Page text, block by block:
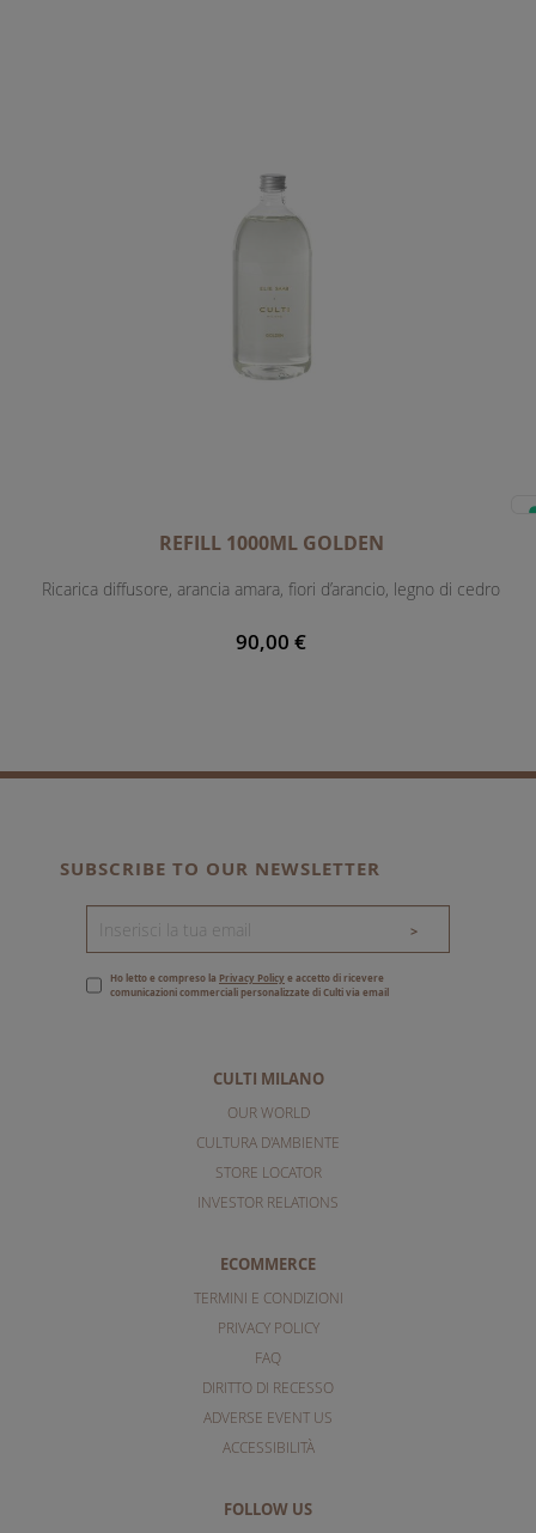
REFILL 1000ML GOLDEN
Ricarica diffusore, arancia amara, fiori d’arancio, legno di cedro
90,00 €
CULTI MILANO
OUR WORLD
CULTURA D'AMBIENTE
STORE LOCATOR
INVESTOR RELATIONS
ECOMMERCE
TERMINI E CONDIZIONI
PRIVACY POLICY
FAQ
DIRITTO DI RECESSO
ADVERSE EVENT US
ACCESSIBILITÀ
FOLLOW US
SUBSCRIBE TO OUR NEWSLETTER
>
Ho letto e compreso la Privacy Policye accetto di ricevere
comunicazioni commerciali personalizzate di Culti via email